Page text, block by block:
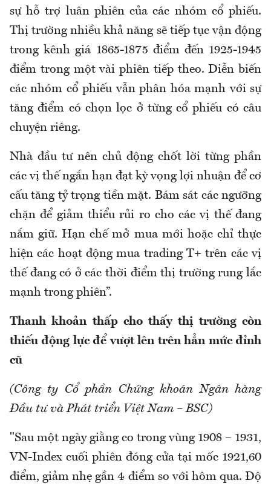
sự hỗ trợ luân phiên của các nhóm cổ phiếu.
Thị trường nhiều khả năng sẽ tiếp tục vận động
trong kênh giá 1865-1875 điểm đến 1925-1945
điểm trong một vài phiên tiếp theo. Diễn biến
các nhóm cổ phiếu vẫn phân hóa mạnh với sự
tăng điểm có chọn lọc ở từng cổ phiếu có câu
chuyện riêng.
Nhà đầu tư nên chủ động chốt lời từng phần
các vị thế ngắn hạn đạt kỳ vọng lợi nhuận để cơ
cấu tăng tỷ trọng tiền mặt. Bám sát các ngưỡng
chặn để giảm thiểu rủi ro cho các vị thế đang
nắm giữ. Hạn chế mở mua mới hoặc chỉ thực
hiện các hoạt động mua trading T+ trên các vị
thế đang có ở các thời điểm thị trường rung lắc
mạnh trong phiên”.
Thanh khoản thấp cho thấy thị trường còn
thiếu động lực để vượt lên trên hẳn mức đỉnh
cũ
(Công ty Cổ phần Chứng khoán Ngân hàng
Đầu tư và Phát triển Việt Nam – BSC)
"Sau một ngày giằng co trong vùng 1908 – 1931,
VN-Index cuối phiên đóng cửa tại mốc 1921,60
điểm, giảm nhẹ gần 4 điểm so với hôm qua. Độ